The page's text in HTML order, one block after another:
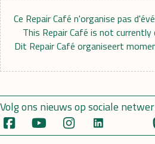
Ce Repair Café n'organise pas
This Repair Café is not
Dit Repair Café organiseert
Volg ons nieuws op sociale